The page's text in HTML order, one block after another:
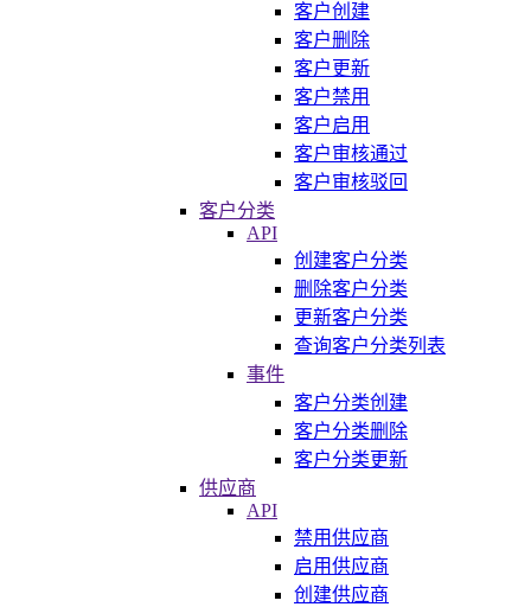
客户创建
客户删除
客户更新
客户禁用
客户启用
客户审核通过
客户审核驳回
客户分类
API
创建客户分类
删除客户分类
更新客户分类
查询客户分类列表
事件
客户分类创建
客户分类删除
客户分类更新
供应商
API
禁用供应商
启用供应商
创建供应商